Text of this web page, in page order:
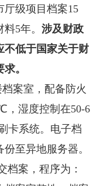
厅级项目档案15
5年。 涉及财政
不低于国家关于财
。
案室，配备防火
，湿度控制在50-6
卡系统。电子档
至异地服务器。
档案，程序为：